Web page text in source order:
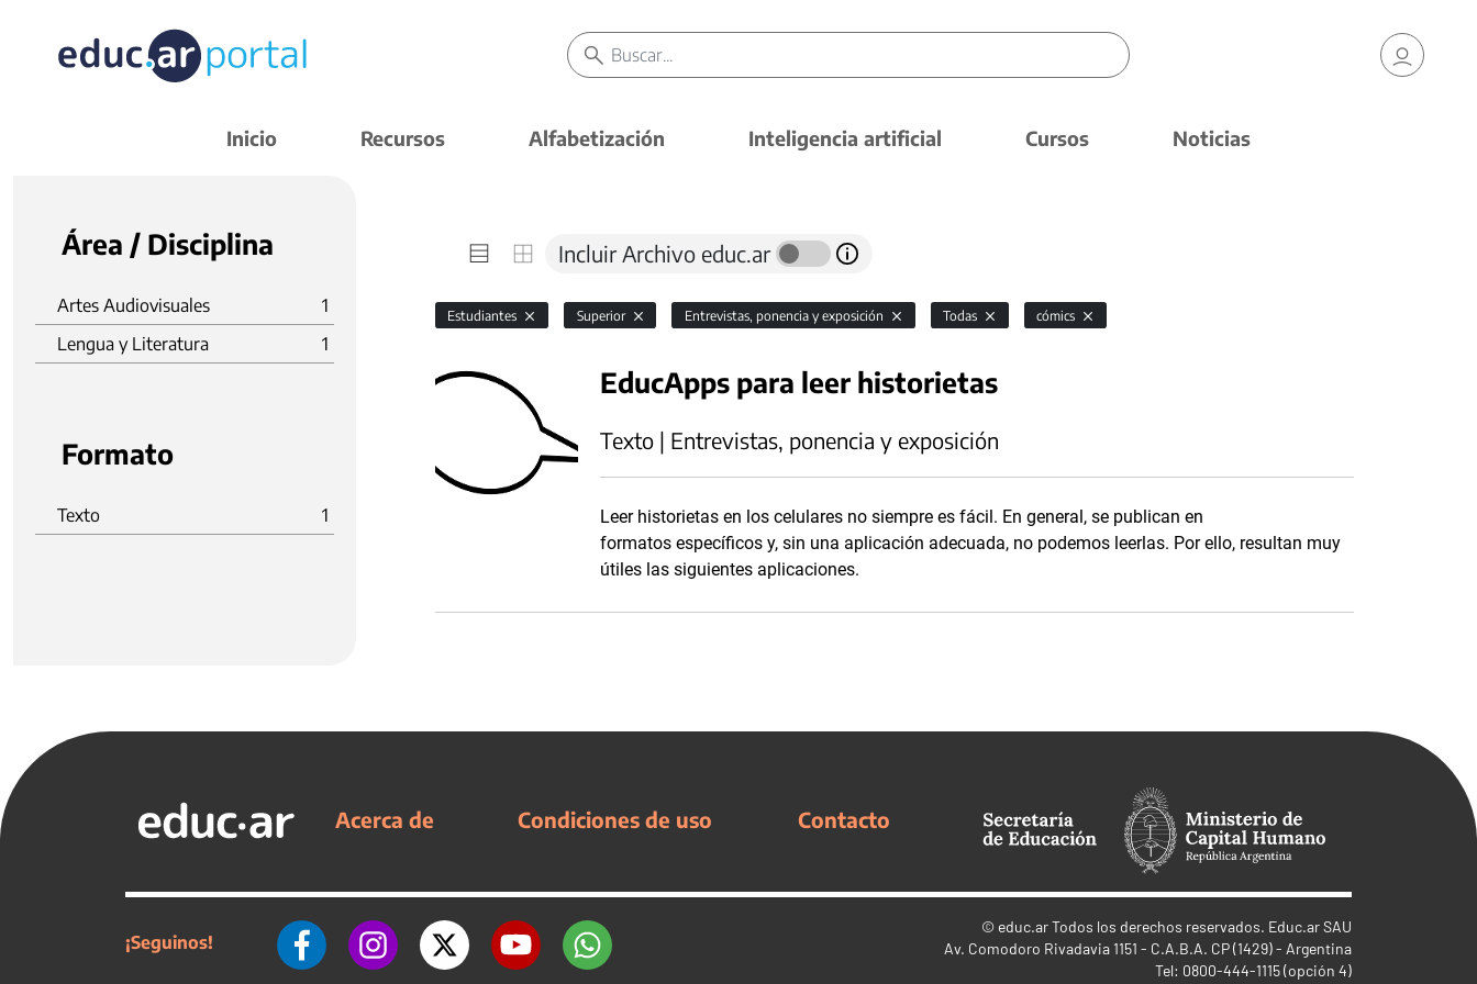
Inicio Recursos Alfabetización Inteligencia artificial Cursos Noticias
Área / Disciplina
Artes Audiovisuales
1
Lengua y Literatura
1
Formato
Texto 1
Incluir Archivo educ.ar
Estudiantes Superior Entrevistas, ponencia y exposición Todas cómics
EducApps para leer historietas
Texto | Entrevistas, ponencia y exposición
Leer historietas en los celulares no siempre es fácil. En general, se publican en
formatos específicos y, sin una aplicación adecuada, no podemos leerlas. Por ello, resultan muy
útiles las siguientes aplicaciones.
Acerca de Condiciones de uso Contacto
¡Seguinos!
© educ.arTodos los derechos reservados. Educ.ar SAU
Av. Comodoro Rivadavia 1151 - C.A.B.A. CP (1429) - Argentina
Tel: 0800-444-1115 (opción 4)